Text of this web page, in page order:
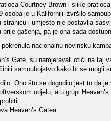
Courtney Brown i slike
osoba je u Kaliforniji izvršilo
stranicu i umjesto nje postavlja
gašenja, pa je ona sada
nacionalnu novinsku
Gate, su namjeravali otići na
samoubojstvo kako bi se mogli
Ono što se dogodilo jest to da
odjelu, a u grupi
Heaven’s Gatea.